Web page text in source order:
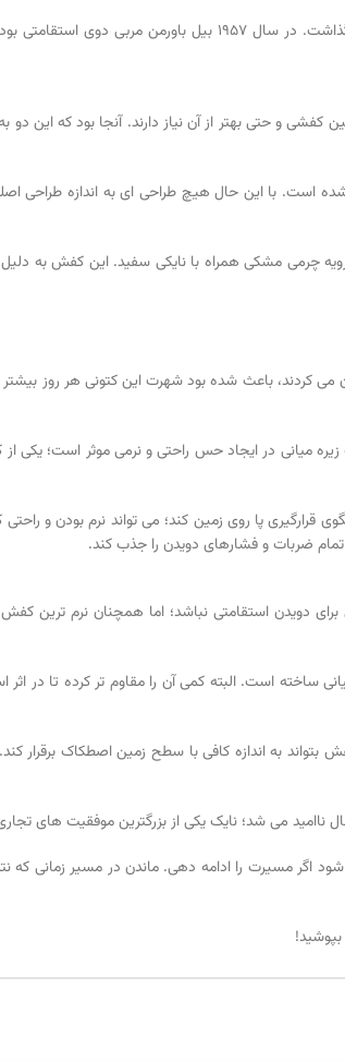
کفشی و حتی بهتر از آن نیاز دارند. آنجا بود که این
شده است. با این حال هیچ طراحی ای به اندازه
مشکی همراه با نایکی سفید. این کفش به دلیل
کردند، باعث شده بود شهرت این کتونی هر روز
میانی در ایجاد حس راحتی و نرمی موثر است؛ یکی
ضربات و فشارهای دویدن را جذب کند.
دویدن استقامتی نباشد؛ اما همچنان نرم ترین
میانی ساخته است. البته کمی آن را مقاوم تر کرده
به اندازه کافی با سطح زمین اصطکاک برقرار
مسیرت را ادامه دهی. ماندن در مسیر زمانی که